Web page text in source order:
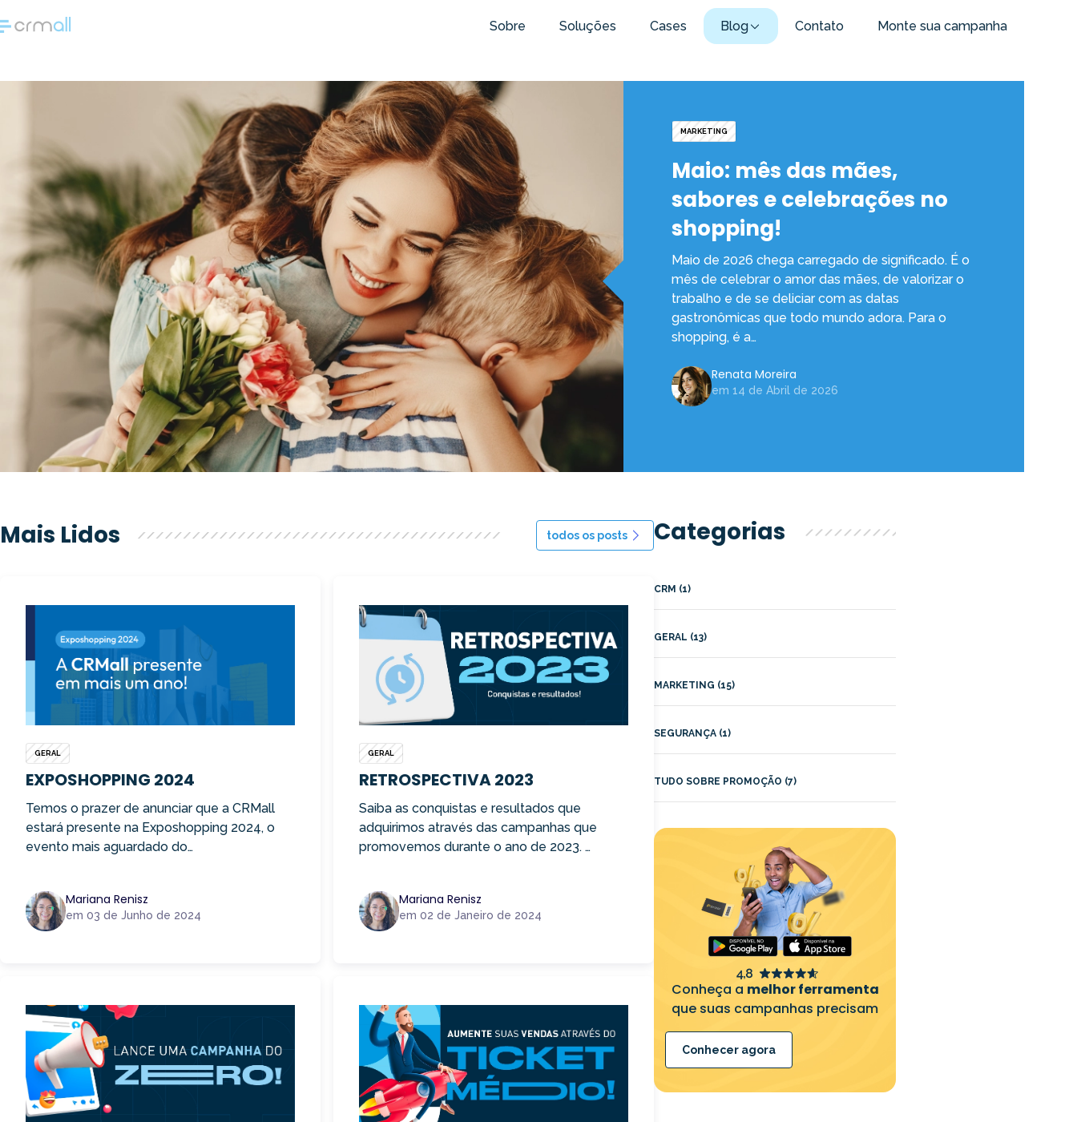
Sobre Soluções Cases Blog Contato Monte sua campanha
MARKETING
Maio: mês das mães,
sabores e celebrações no
shopping!
Maio de 2026 chega carregado de significado. É o
mês de celebrar o amor das mães, de valorizar o
trabalho e de se deliciar com as datas
gastronômicas que todo mundo adora. Para o
shopping, é a…
Renata Moreira
em 14 de Abril de 2026
Mais Lidos todos os posts
GERAL
EXPOSHOPPING 2024
Temos o prazer de anunciar que a CRMall
estará presente na Exposhopping 2024, o
evento mais aguardado do…
Mariana Renisz
em 03 de Junho de 2024
GERAL
RETROSPECTIVA 2023
Saiba as conquistas e resultados que
adquirimos através das campanhas que
promovemos durante o ano de 2023. …
Mariana Renisz
em 02 de Janeiro de 2024
Categorias
CRM (1)
GERAL (13)
MARKETING (15)
SEGURANÇA (1)
TUDO SOBRE PROMOÇÃO (7)
Conheça a melhor ferramenta
que suas campanhas precisam
Conhecer agora